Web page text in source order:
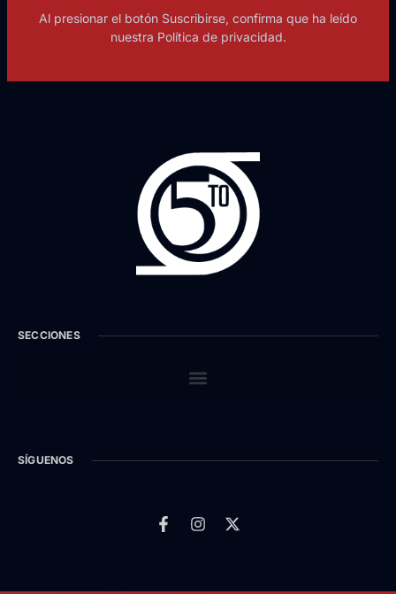
Al presionar el botón Suscribirse, confirma que ha leído
nuestra Política de privacidad.
SECCIONES
SÍGUENOS